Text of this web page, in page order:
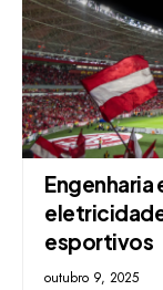
Engenharia
esportivos
outubro 9, 2025